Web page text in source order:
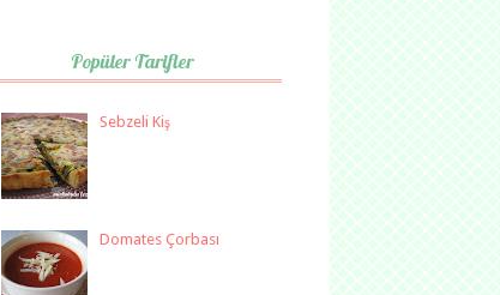
Popüler Tarifler
Sebzeli Kiş
Domates Çorbası